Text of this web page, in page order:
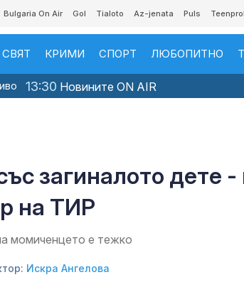
Bulgaria On Air Gol Tialoto Az-jenata Puls
СВЯТ КРИМИ СПОРТ ЛЮБОПИТНО
13:30 Новините ON AIR
загиналото дете
на ТИР
момиченцето е тежко
Искра Ангелова